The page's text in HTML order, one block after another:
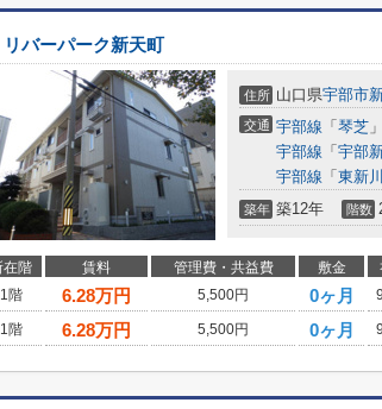
リバーパーク新天町
住所 山口県宇部市
交通 宇部線 「 琴芝
宇部線 「 宇部
宇部線 「 東新川
築年 築12年 階数
在階 賃料 管理費・共益費 敷金
1階
6.28万円 5,500円 0ヶ月
1階
6.28万円 5,500円 0ヶ月